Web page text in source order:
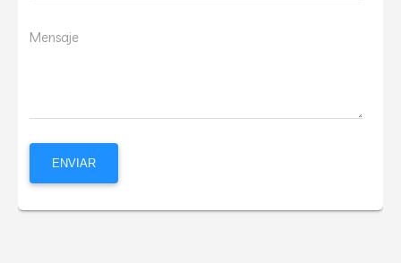
Mensaje